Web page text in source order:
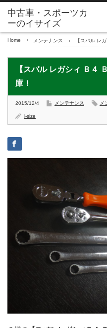
Home メンテナンス 【スバル レ
【スバル レガシィ Ｂ４
庫！
2015/12/4 メンテナンス メ
i-size